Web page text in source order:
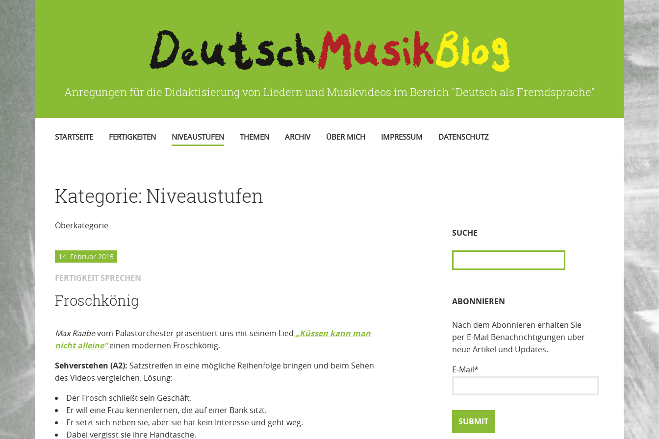
Anregungen für die Didaktisierung von Liedern und Musikvideos im Bereich "Deutsch als Fremdsprache"
STARTSEITE FERTIGKEITEN NIVEAUSTUFEN THEMEN ARCHIV ÜBER MICH IMPRESSUM DATENSCHUTZ
Kategorie: Niveaustufen
Oberkategorie
14. Februar 2015
FERTIGKEIT SPRECHEN
Froschkönig
Max Raabevom Palastorchester präsentiert uns mit seinem Lied „Küssen kann man
nicht alleine“ einen modernen Froschkönig.
Sehverstehen (A2): Satzstreifen in eine mögliche Reihenfolge bringen und beim Sehen
des Videos vergleichen. Lösung:
Der Frosch schließt sein Geschäft.
Er will eine Frau kennenlernen, die auf einer Bank sitzt.
Er setzt sich neben sie, aber sie hat kein Interesse und geht weg.
Dabei vergisst sie ihre Handtasche.
SUCHE
SUCHEN
ABONNIEREN
Nach dem Abonnieren erhalten Sie
per E-Mail Benachrichtigungen über
neue Artikel und Updates.
E-Mail*